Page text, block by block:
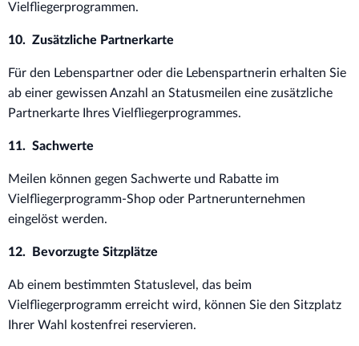
Vielfliegerprogrammen.
10. Zusätzliche Partnerkarte
Für den Lebenspartner oder die Lebenspartnerin erhalten Sie
ab einer gewissen Anzahl an Statusmeilen eine zusätzliche
Partnerkarte Ihres Vielfliegerprogrammes.
11. Sachwerte
Meilen können gegen Sachwerte und Rabatte im
Vielfliegerprogramm-Shop oder Partnerunternehmen
eingelöst werden.
12. Bevorzugte Sitzplätze
Ab einem bestimmten Statuslevel, das beim
Vielfliegerprogramm erreicht wird, können Sie den Sitzplatz
Ihrer Wahl kostenfrei reservieren.